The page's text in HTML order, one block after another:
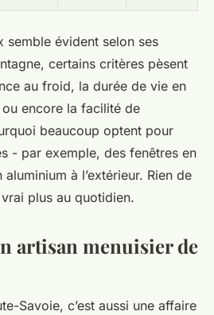
semble évident selon ses
certains critères pèsent
au froid, la durée de vie en
encore la facilité de
beaucoup optent pour
- par exemple, des fenêtres en
à l’extérieur. Rien de
plus au quotidien.
artisan menuisier de
Savoie, c’est aussi une affaire